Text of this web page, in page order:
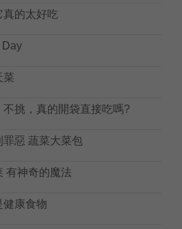
真的太好吃
Day
菜
挑，真的開袋直接吃嗎?
罪惡 蔬菜大菜包
有神奇的魔法
健康食物